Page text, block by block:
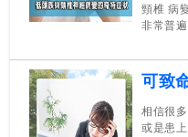
頸椎 病
非常普
可致
相信很
或是患